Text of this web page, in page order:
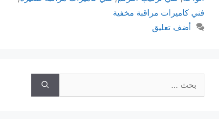
فني كاميرات مراقبة مخفية
أضف تعليق